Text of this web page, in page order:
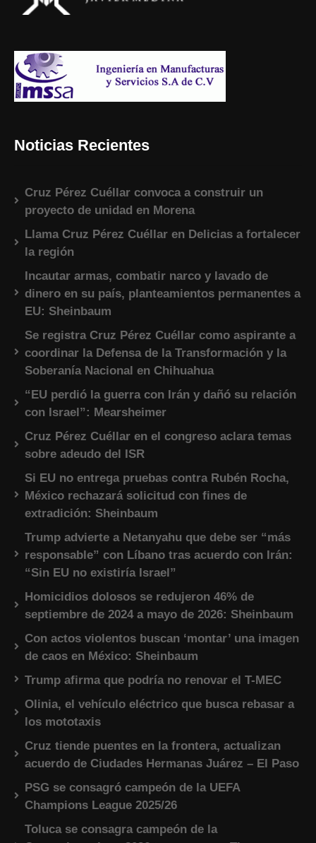
Noticias Recientes
Cruz Pérez Cuéllar convoca a construir un
proyecto de unidad en Morena
Llama Cruz Pérez Cuéllar en Delicias a fortalecer
la región
Incautar armas, combatir narco y lavado de
dinero en su país, planteamientos permanentes a
EU: Sheinbaum
Se registra Cruz Pérez Cuéllar como aspirante a
coordinar la Defensa de la Transformación y la
Soberanía Nacional en Chihuahua
“EU perdió la guerra con Irán y dañó su relación
con Israel”: Mearsheimer
Cruz Pérez Cuéllar en el congreso aclara temas
sobre adeudo del ISR
Si EU no entrega pruebas contra Rubén Rocha,
México rechazará solicitud con fines de
extradición: Sheinbaum
Trump advierte a Netanyahu que debe ser “más
responsable” con Líbano tras acuerdo con Irán:
“Sin EU no existiría Israel”
Homicidios dolosos se redujeron 46% de
septiembre de 2024 a mayo de 2026: Sheinbaum
Con actos violentos buscan ‘montar’ una imagen
de caos en México: Sheinbaum
Trump afirma que podría no renovar el T-MEC
Olinia, el vehículo eléctrico que busca rebasar a
los mototaxis
Cruz tiende puentes en la frontera, actualizan
acuerdo de Ciudades Hermanas Juárez – El Paso
PSG se consagró campeón de la UEFA
Champions League 2025/26
Toluca se consagra campeón de la